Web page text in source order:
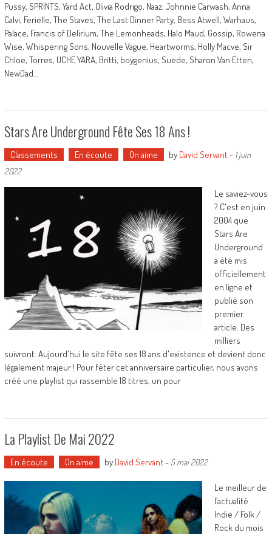
Pussy, SPRINTS, Yard Act, Olivia Rodrigo, Naaz, Johnnie Carwash, Anna
Calvi, Ferielle, The Staves, The Last Dinner Party, Bess Atwell, Warhaus,
Palace, Francis of Delirium, The Lemonheads, Halo Maud, Gossip, Rowena
Wise, Whispering Sons, Nouvelle Vague, Heartworms, Holly Macve, Sir
Chloe, Torres, UCHE YARA, Britti, boygenius, Suede, Sharon Van Etten,
NewDad…
Stars Are Underground Fête Ses 18 Ans !
Classements En écoute On aime by David Servant- 1 juin
2022
Le saviez-vous
? C'est en juin
2004 que
Stars Are
Underground
a été mis
officiellement
en ligne et
publié son
premier
article. Des
milliers
suivront. Aujourd'hui le site fête ses 18 ans d'existence et devient donc
légalement majeur ! Pour fêter cet anniversaire particulier, nous avons
créé une playlist qui rassemble 18 titres, un pour
La Playlist De Mai 2022
En écoute On aime by David Servant- 5 mai 2022
Le meilleur de
l’actualité
Indie / Folk /
Rock du mois